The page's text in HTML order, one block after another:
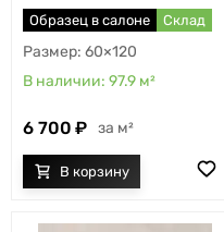
Образец в салоне Склад
60×120
97.9 м²
6 700 м²